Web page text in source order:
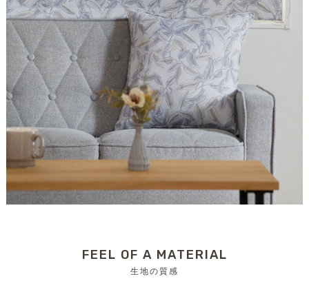
FEEL OF A MATERIAL
生地の質感